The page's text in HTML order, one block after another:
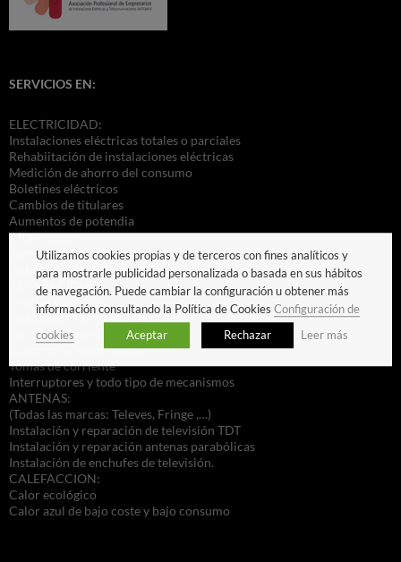
SERVICIOS EN:
ELECTRICIDAD:
Instalaciones eléctricas totales o parciales
Rehabiitación de instalaciones eléctricas
Medición de ahorro del consumo
Boletines eléctricos
Cambios de titulares
Aumentos de potendia
Altas nuevas
Iluminación ecológica
Instalación del ICP
REPARACIONES:
Averías eléctricas
Apagones y cortocircuitos
Falta de suministro
Cuadros de automáticos
Tomas de corriente
Interruptores y todo tipo de mecanismos
ANTENAS:
(Todas las marcas: Televes, Fringe ,…)
Instalación y reparación de televisión TDT
Instalación y reparación antenas parabólicas
Instalación de enchufes de televisión.
CALEFACCION:
Calor ecológico
Calor azul de bajo coste y bajo consumo
Utilizamos cookies propias y de terceros con fines analíticos y
para mostrarle publicidad personalizada o basada en sus hábitos
de navegación. Puede cambiar la configuración u obtener más
información consultando la Política de Cookies Configuración de
cookies
Aceptar Rechazar Leer más